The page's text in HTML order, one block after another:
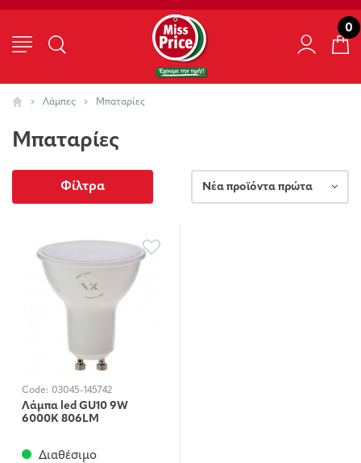
0
Λάμπες Μπαταρίες
Μπαταρίες
Φίλτρα Νέα προϊόντα πρώτα
Code: 03045-145742
Λάμπα led GU10 9W
6000K 806LM
Διαθέσιμο